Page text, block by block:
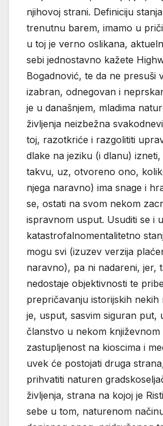
njihovoj strani. Definiciju
trenutnu barem, imamo u priči
u toj je verno oslikana,
sebi jednostavno kažete
Bogadnović, te da ne presuši
izabran, odnegovan i
je u današnjem, mladima
življenja neizbežna
toj, razotkriće i razgolititi
dlake na jeziku (i dlanu)
takvu, uz, otvoreno ono,
njega naravno) ima snage i
se, ostati na svom nekom
ispravnom usput. Usuditi se i
katastrofalnomentalitetno
mogu svi (izuzev verzija
naravno), pa ni nadareni, jer,
nedostaje objektivnosti te
prepričavanju istorijskih
je, usput, sasvim siguran put,
članstvo u nekom
zastupljenost na kioscima i
uvek će postojati druga
prihvatiti naturen
življenja, strana na kojoj je
sebe u tom, naturenom